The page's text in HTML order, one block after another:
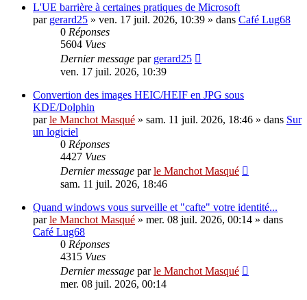
L'UE barrière à certaines pratiques de Microsoft
par gerard25 » ven. 17 juil. 2026, 10:39 » dans Café Lug68
0 Réponses
5604 Vues
Dernier message par gerard25
ven. 17 juil. 2026, 10:39
Convertion des images HEIC/HEIF en JPG sous
KDE/Dolphin
parle Manchot Masqué » sam. 11 juil. 2026, 18:46 » dans Sur
un logiciel
0 Réponses
4427 Vues
Dernier message parle Manchot Masqué
sam. 11 juil. 2026, 18:46
Quand windows vous surveille et "cafte" votre identité...
parle Manchot Masqué » mer. 08 juil. 2026, 00:14 » dans
Café Lug68
0 Réponses
4315 Vues
Dernier message parle Manchot Masqué
mer. 08 juil. 2026, 00:14